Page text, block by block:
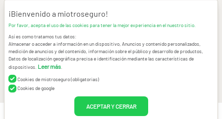
CONDICIONES GENERALES DE USO
CONTACTAR
© Copyright miotroseguro.com 2026. Todos los derechos reservados
Images designed byFreepik
¡Bienvenido a miotroseguro!
Por favor, acepta el uso de las cookies para tener la mejor experiencia en el nuestro sitio.
Así es como tratamos tus datos:
Almacenar o acceder a información en un dispositivo, Anuncios y contenido personalizados,
medición de anuncios y del contenido, información sobre el público y desarrollo de productos,
Datos de localización geográfica precisa e identificación mediante las características de
dispositivos. Leer más
Cookies de miotroseguro (obligatorias)
Cookies de google
ACEPTAR Y CERRAR